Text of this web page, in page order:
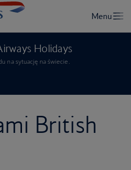
Holidays
na sytuację na świecie.
British